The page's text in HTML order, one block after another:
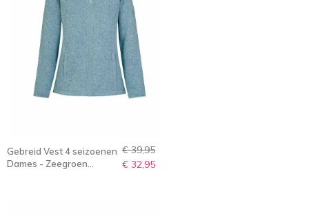
Gebreid Vest 4 seizoenen
Dames - Zeegroen
€ 39,95
€ 32,95